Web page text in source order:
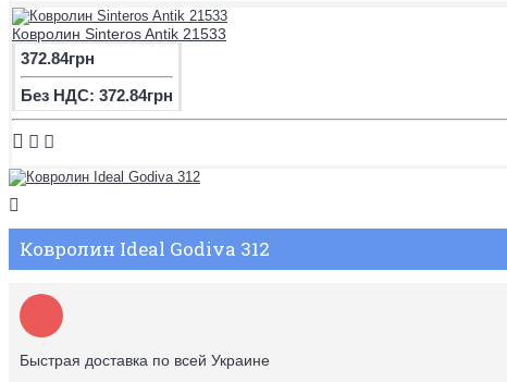
Ковролин Sinteros Antik 21533
372.84грн
Без НДС: 372.84грн
Ковролин Ideal Godiva 312
Быстрая доставка по всей Украине